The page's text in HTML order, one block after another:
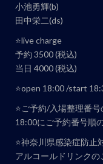
ビ
ゲ
ー
シ
ョ
ン
小池勇輝(b)
田中栄二(ds)
⭐️live charge
予約 3500 (税込)
当日 4000 (税込)
⭐️open 18:00 /start
⭐️ご予約/入場整理番
18:00にご予約番号順
⭐️神奈川県感染症防止
アルコールドリンクの